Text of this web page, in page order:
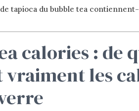
tapioca du bubble tea
calories : de
les